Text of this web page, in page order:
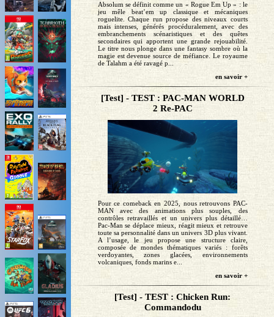
Absolum se définit comme un « Rogue Em Up » : le
jeu mêle beat’em up classique et mécaniques
roguelite. Chaque run propose des niveaux courts
mais intenses, générés procéduralement, avec des
embranchements scénaristiques et des quêtes
secondaires qui apportent une grande rejouabilité.
Le titre nous plonge dans une fantasy sombre où la
magie est devenue source de méfiance. Le royaume
de Talahm a été ravagé p...
en savoir +
[Test] - TEST : PAC-MAN WORLD
2 Re-PAC
Pour ce comeback en 2025, nous retrouvons PAC-
MAN avec des animations plus souples, des
contrôles retravaillés et un univers plus détaillé…
Pac-Man se déplace mieux, réagit mieux et retrouve
toute sa personnalité dans un univers 3D plus vivant.
A l’usage, le jeu propose une structure claire,
composée de mondes thématiques variés : forêts
verdoyantes, zones glacées, environnements
volcaniques, fonds marins e...
en savoir +
[Test] - TEST : Chicken Run:
Commandodu